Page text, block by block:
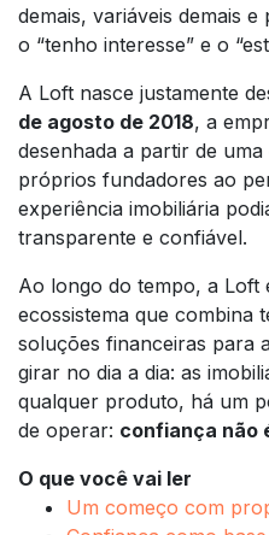
demais, variáveis demais
o “tenho interesse” e o
A Loft nasce justamente
de agosto de 2018, a
desenhada a partir de
próprios fundadores ao
experiência imobiliária
transparente e confiável.
Ao longo do tempo, a Loft
ecossistema que combina
soluções financeiras para
girar no dia a dia: as
qualquer produto, há um
de operar: confiança não
O que você vai ler
Um começo com